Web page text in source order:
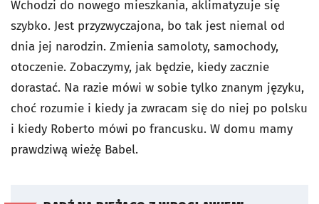
Wchodzi do nowego mieszkania, aklimatyzuje się
szybko. Jest przyzwyczajona, bo tak jest niemal od
dnia jej narodzin. Zmienia samoloty, samochody,
otoczenie. Zobaczymy, jak będzie, kiedy zacznie
dorastać. Na razie mówi w sobie tylko znanym języku,
choć rozumie i kiedy ja zwracam się do niej po polsku
i kiedy Roberto mówi po francusku. W domu mamy
prawdziwą wieżę Babel.